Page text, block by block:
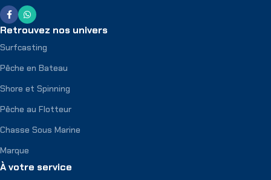
Retrouvez nos univers
Surfcasting
Pêche en Bateau
Shore et Spinning
Pêche au Flotteur
Chasse Sous Marine
Marque
À votre service